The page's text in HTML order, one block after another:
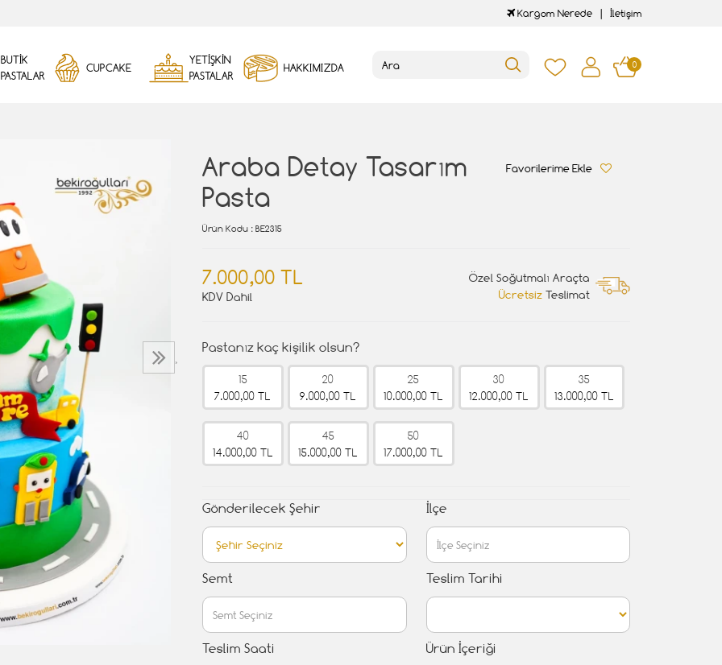
Kargom Nerede İletişim
BUTİK
PASTALAR
CUPCAKE
YETİŞKİN
PASTALAR
HAKKIMIZDA 0
›
Araba Detay Tasarım
Pasta
Favorilerime Ekle
Ürün Kodu : BE2315
7.000,00 TL
KDV Dahil
Özel Soğutmalı Araçta
Ücretsiz Teslimat
Pastanız kaç kişilik olsun?
15
7.000,00 TL
20
9.000,00 TL
25
10.000,00 TL
30
12.000,00 TL
35
13.000,00 TL
40
14.000,00 TL
45
15.000,00 TL
50
17.000,00 TL
Gönderilecek Şehir İlçe
Semt Teslim Tarihi
Teslim Saati Ürün İçeriği